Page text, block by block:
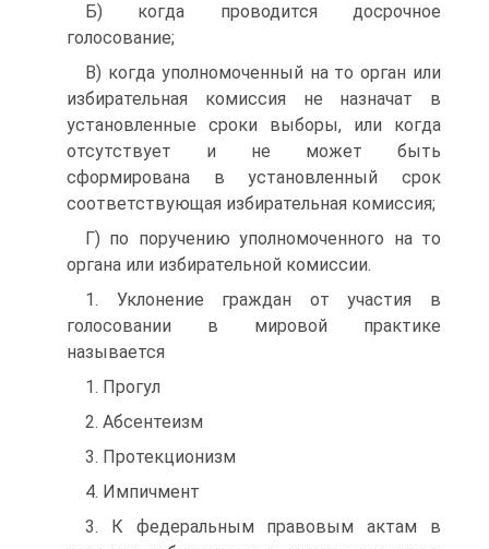
Б) когда проводится досрочное
голосование;
B) когда уполномоченный на то орган или
избирательная комиссия не назначат в
установленные сроки выборы, или когда
отсутствует и не может быть
сформирована в установленный срок
соответствующая избирательная комиссия;
Г) по поручению уполномоченного на то
органа или избирательной комиссии.
1. Уклонение граждан от участия в
голосовании в мировой практике
называется
1. Прогул
2. Абсентеизм
3. Протекционизм
4. Импичмент
3. К федеральным правовым актам в